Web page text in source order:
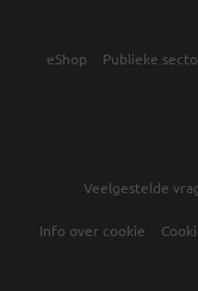
Veelgestelde
Info over cookie
eShop Publieke